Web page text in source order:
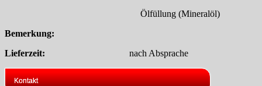
Ölfüllung (Mineralöl)
Bemerkung:
Lieferzeit: nach Absprache
Kontakt